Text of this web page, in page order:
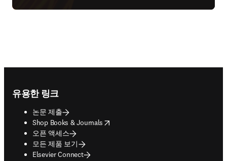
유용한 링크
논문 제출
Shop Books & Journals
opens in new tab/window
오픈 액세스
모든 제품 보기
Elsevier Connect